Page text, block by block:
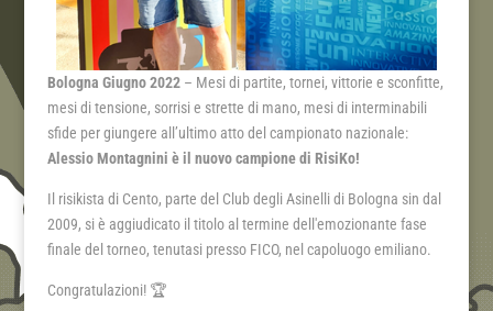
Bologna Giugno 2022– Mesi di partite, tornei, vittorie e sconfitte,
mesi di tensione, sorrisi e strette di mano, mesi di interminabili
sfide per giungere all’ultimo atto del campionato nazionale:
Alessio Montagnini è il nuovo campione di RisiKo!
Il risikista di Cento, parte del Club degli Asinelli di Bologna sin dal
2009, si è aggiudicato il titolo al termine dell'emozionante fase
finale del torneo, tenutasi presso FICO, nel capoluogo emiliano.
Congratulazioni! 🏆